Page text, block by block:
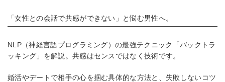
「女性との会話で共感ができない」と悩む男性へ。
NLP（神経言語プログラミング）の最強テクニック「バックトラ
ッキング」を解説。共感はセンスではなく技術です。
婚活やデートで相手の心を掴む具体的な方法と、失敗しないコツ